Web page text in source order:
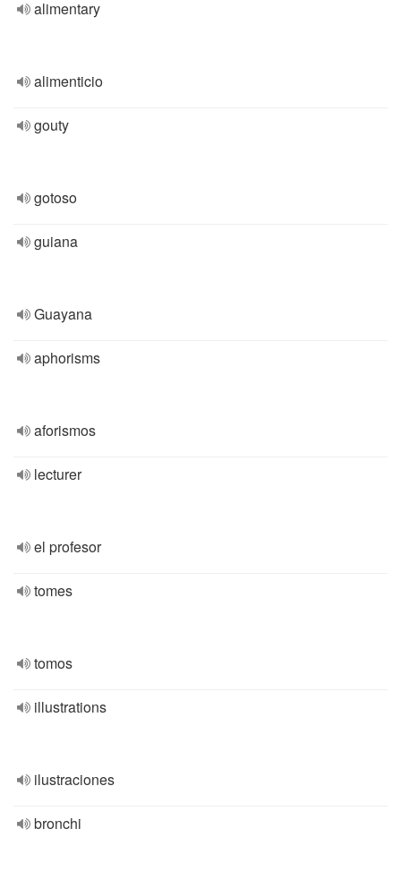
alimentary
alimenticio
gouty
gotoso
guiana
Guayana
aphorisms
aforismos
lecturer
el profesor
tomes
tomos
illustrations
ilustraciones
bronchi